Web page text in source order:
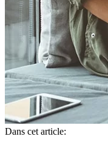
Dans cet article: